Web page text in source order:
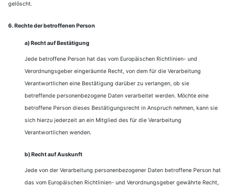
gelöscht.
6. Rechte der betroffenen Person
a) Recht auf Bestätigung
Jede betroffene Person hat das vom Europäischen Richtlinien- und
Verordnungsgeber eingeräumte Recht, von dem für die Verarbeitung
Verantwortlichen eine Bestätigung darüber zu verlangen, ob sie
betreffende personenbezogene Daten verarbeitet werden. Möchte eine
betroffene Person dieses Bestätigungsrecht in Anspruch nehmen, kann sie
sich hierzu jederzeit an ein Mitglied des für die Verarbeitung
Verantwortlichen wenden.
b) Recht auf Auskunft
Jede von der Verarbeitung personenbezogener Daten betroffene Person hat
das vom Europäischen Richtlinien- und Verordnungsgeber gewährte Recht,